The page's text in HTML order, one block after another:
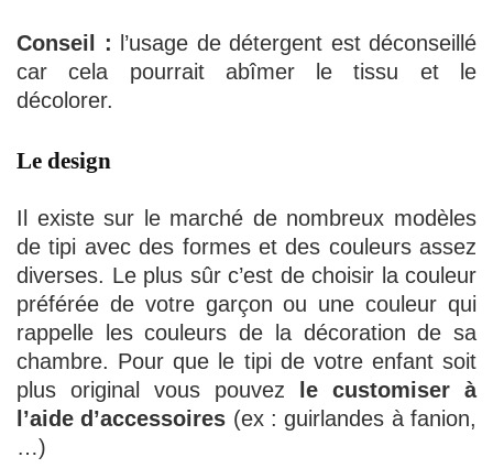
Conseil : l’usage de détergent est déconseillé
car cela pourrait abîmer le tissu et le
décolorer.
Le design
Il existe sur le marché de nombreux modèles
de tipi avec des formes et des couleurs assez
diverses. Le plus sûr c’est de choisir la couleur
préférée de votre garçon ou une couleur qui
rappelle les couleurs de la décoration de sa
chambre. Pour que le tipi de votre enfant soit
plus original vous pouvez le customiser à
l’aide d’accessoires (ex : guirlandes à fanion,
…)